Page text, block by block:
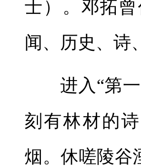
士）。邓拓
闻、历史、诗
进入“第
刻有林材的
烟。休嗟陵谷